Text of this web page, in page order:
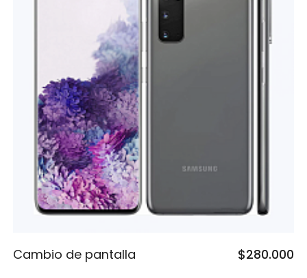
Cambio de pantalla $280.000